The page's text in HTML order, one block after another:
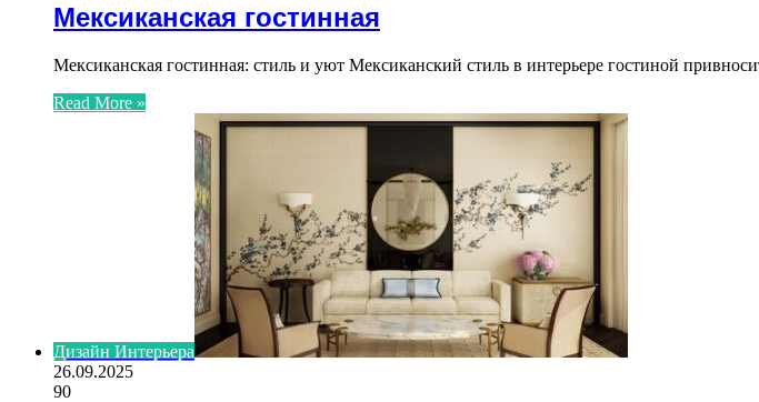
Мексиканская гостинная
Мексиканская гостинная: стиль и уют Мексиканский стиль в интерьере гостиной
Read More »
Дизайн Интерьера
26.09.2025
90